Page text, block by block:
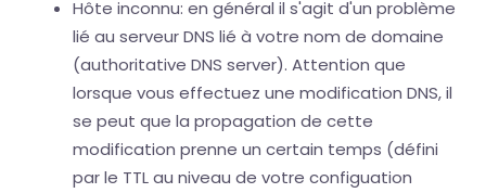
Hôte inconnu: en général il s'agit d'un problème
lié au serveur DNS lié à votre nom de domaine
(authoritative DNS server). Attention que
lorsque vous effectuez une modification DNS, il
se peut que la propagation de cette
modification prenne un certain temps (défini
par le TTL au niveau de votre configuation